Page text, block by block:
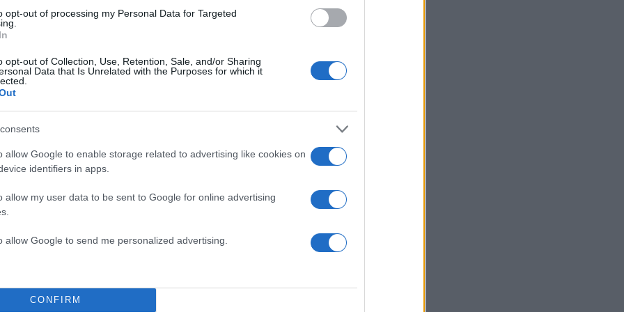
opt-out of processing my Personal Data for Targeted
opt-out of Collection, Use, Retention, Sale, and/or Sharing
Data that Is Unrelated with the Purposes for which it
allow Google to enable storage related to advertising like cookies on
identifiers in apps.
allow my user data to be sent to Google for online advertising
allow Google to send me personalized advertising.
CONFIRM
Σχολίασε εδώ
2000 /2000
από reCAPTCHA, ισχύουνΠολιτική Απορρήτου
ΜΕΣΑΙΩΝΑΣ